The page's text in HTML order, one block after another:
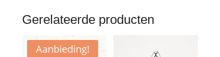
Gerelateerde producten
Aanbieding!